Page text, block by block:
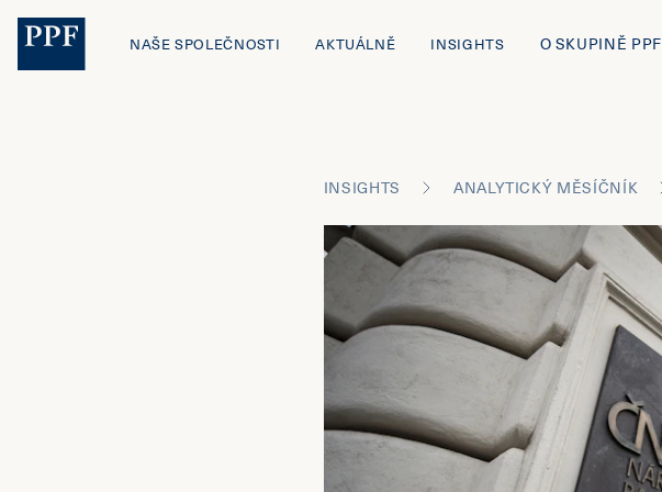
NAŠE SPOLEČNOSTI AKTUÁLNĚ INSIGHTS O SKUPINĚ PPF
INSIGHTS ANALYTICKÝ MĚSÍČNÍK